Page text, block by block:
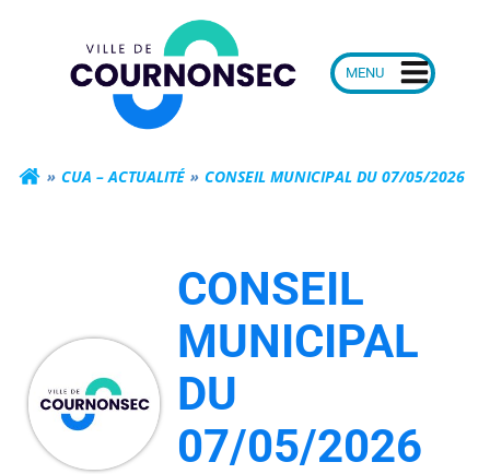
Mairie de
CUA – ACTUALITÉ CONSEIL MUNICIPAL DU 07/05/2026
CONSEIL
MUNICIPAL
DU
07/05/2026